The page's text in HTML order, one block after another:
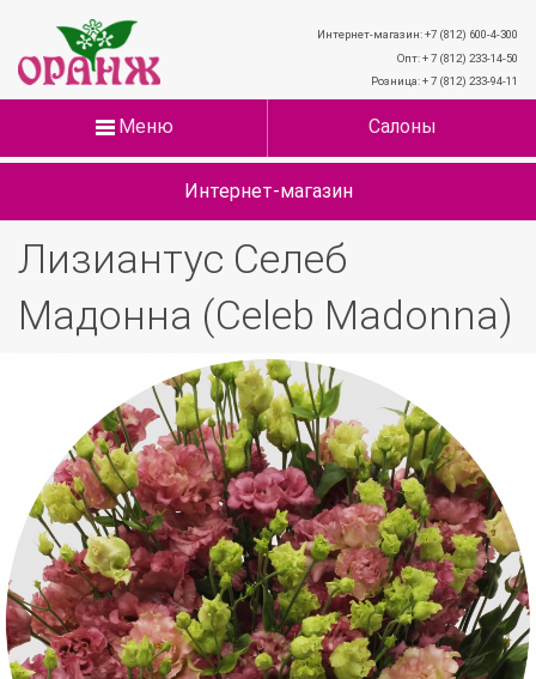
Интернет-магазин: +7 (812) 600-4-300
Опт: + 7 (812) 233-14-50
Розница: + 7 (812) 233-94-11
Меню Салоны
Интернет-магазин
Лизиантус Селеб
Мадонна (Celeb Madonna)